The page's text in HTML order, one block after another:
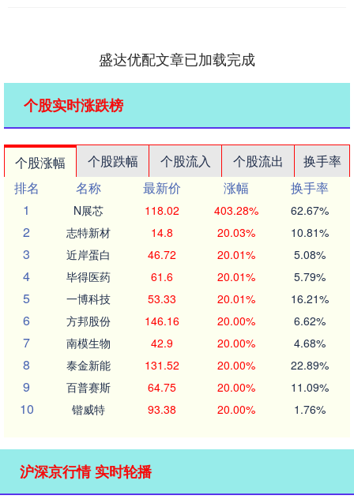
盛达优配文章已加载完成
个股实时涨跌榜
个股涨幅 个股跌幅 个股流入 个股流出
换手率
排名
名称 最新价 涨幅
换手率
1
N展芯 118.02 403.28% 62.67%
2 志特新材 14.8 20.03% 10.81%
3 近岸蛋白 46.72 20.01% 5.08%
4 毕得医药 61.6 20.01% 5.79%
5 一博科技 53.33 20.01% 16.21%
6 方邦股份 146.16 20.00% 6.62%
7 南模生物 42.9 20.00% 4.68%
8 泰金新能 131.52 20.00% 22.89%
9 百普赛斯 64.75 20.00% 11.09%
10 锴威特 93.38 20.00% 1.76%
沪深京行情 实时轮播